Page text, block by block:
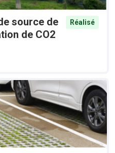
source de
de CO2
Réalisé